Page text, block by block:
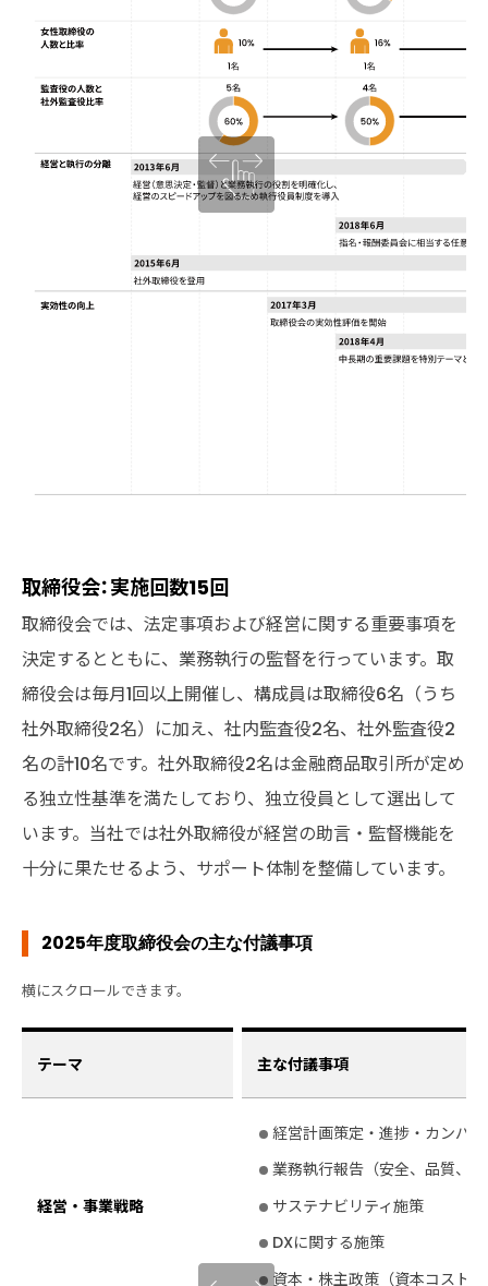
取締役会：実施回数15回
取締役会では、法定事項および経営に関する重要事項を
決定するとともに、業務執行の監督を行っています。取
締役会は毎月1回以上開催し、構成員は取締役6名（うち
社外取締役2名）に加え、社内監査役2名、社外監査役2
名の計10名です。社外取締役2名は金融商品取引所が定め
る独立性基準を満たしており、独立役員として選出して
います。当社では社外取締役が経営の助言・監督機能を
十分に果たせるよう、サポート体制を整備しています。
2025年度取締役会の主な付議事項
テーマ 主な付議事項
経営・事業戦略
経営計画策定・進捗・カンパ
業務執行報告（安全、品質、
サステナビリティ施策
DXに関する施策
資本・株主政策（資本コスト